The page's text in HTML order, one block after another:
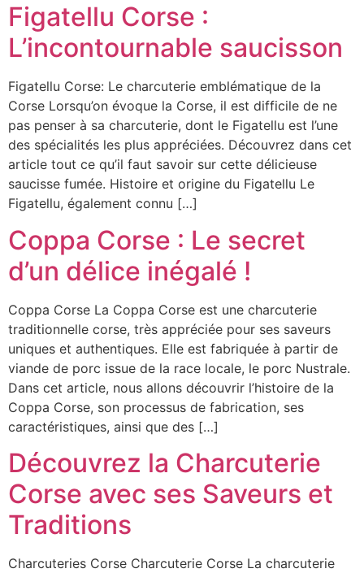
Figatellu Corse :
L’incontournable saucisson
Figatellu Corse: Le charcuterie emblématique de la
Corse Lorsqu’on évoque la Corse, il est difficile de ne
pas penser à sa charcuterie, dont le Figatellu est l’une
des spécialités les plus appréciées. Découvrez dans cet
article tout ce qu’il faut savoir sur cette délicieuse
saucisse fumée. Histoire et origine du Figatellu Le
Figatellu, également connu […]
Coppa Corse : Le secret
d’un délice inégalé !
Coppa Corse La Coppa Corse est une charcuterie
traditionnelle corse, très appréciée pour ses saveurs
uniques et authentiques. Elle est fabriquée à partir de
viande de porc issue de la race locale, le porc Nustrale.
Dans cet article, nous allons découvrir l’histoire de la
Coppa Corse, son processus de fabrication, ses
caractéristiques, ainsi que des […]
Découvrez la Charcuterie
Corse avec ses Saveurs et
Traditions
Charcuteries Corse Charcuterie Corse La charcuterie